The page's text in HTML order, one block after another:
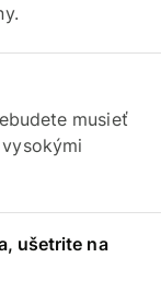
musieť
ušetrite na